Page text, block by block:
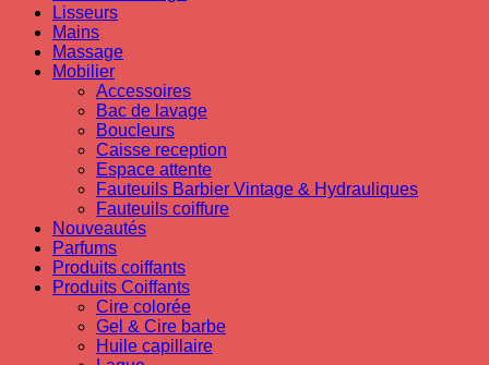
Lisseurs
Mains
Massage
Mobilier
Accessoires
Bac de lavage
Boucleurs
Caisse reception
Espace attente
Fauteuils Barbier Vintage & Hydrauliques
Fauteuils coiffure
Nouveautés
Parfums
Produits coiffants
Produits Coiffants
Cire colorée
Gel & Cire barbe
Huile capillaire